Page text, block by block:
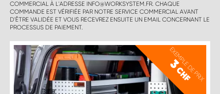
COMMERCIAL À L'ADRESSE INFO@WORKSYSTEM.FR. CHAQUE
COMMANDE EST VÉRIFIÉE PAR NOTRE SERVICE COMMERCIAL AVANT
D'ÊTRE VALIDÉE ET VOUS RECEVREZ ENSUITE UN EMAIL CONCERNANT LE
PROCESSUS DE PAIEMENT.
EXEMPLE DE PRIX
3
CHF